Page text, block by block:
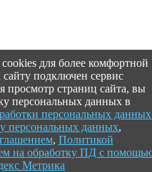
для более комфортной
подключен сервис
страниц сайта, вы
персональных данных в
персональных данных
персональных данных,
, Политикой
на обработку ПД с
Метрика